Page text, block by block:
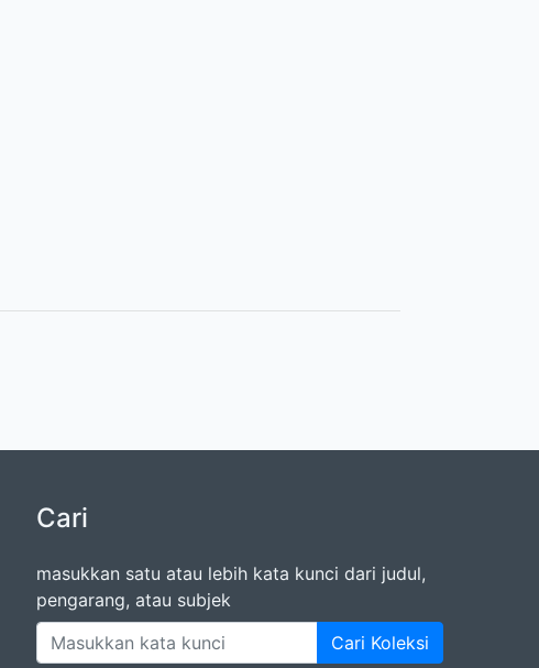
Cari
masukkan satu atau lebih kata kunci dari judul,
pengarang, atau subjek
Cari Koleksi